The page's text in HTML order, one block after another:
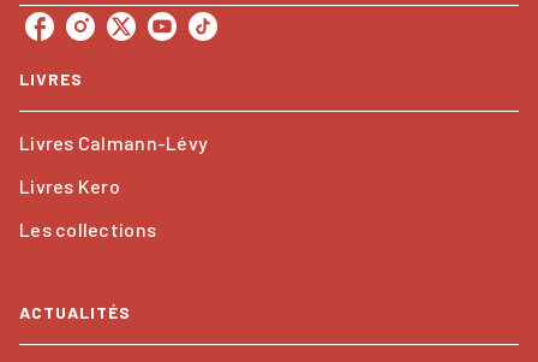
LIVRES
Livres Calmann-Lévy
Livres Kero
Les collections
ACTUALITÉS